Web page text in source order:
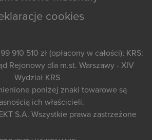
cookies
910 510 zł (opłacony w całości); KRS:
Rejonowy dla m.st. Warszawy - XIV
Wydział KRS
poniżej znaki towarowe są
ich właścicieli.
S.A. Wszystkie prawa zastrzeżone